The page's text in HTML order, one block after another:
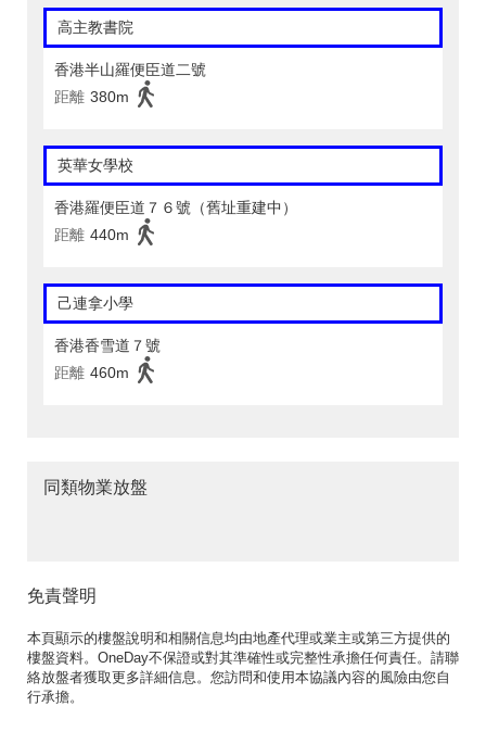
高主教書院
香港半山羅便臣道二號
距離 380m
英華女學校
香港羅便臣道７６號（舊址重建中）
距離 440m
己連拿小學
香港香雪道７號
距離 460m
同類物業放盤
免責聲明
本頁顯示的樓盤說明和相關信息均由地產代理或業主或第三方提供的
樓盤資料。OneDay不保證或對其準確性或完整性承擔任何責任。請聯
絡放盤者獲取更多詳細信息。您訪問和使用本協議內容的風險由您自
行承擔。